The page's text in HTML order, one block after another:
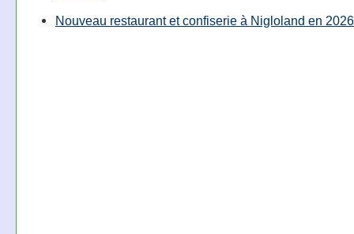
Nouveau restaurant et confiserie à Nigloland en 2026